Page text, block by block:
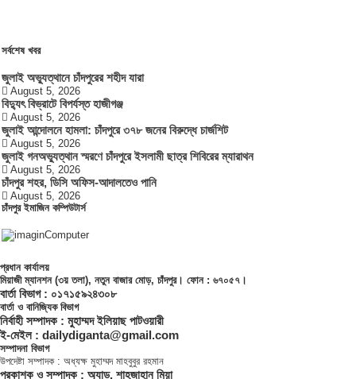
সর্বশেষ খবর
জুলাই অভ্যুত্থানে চাঁদপুরের শহীদ যারা
August 5, 2026
বিদ্যুৎ বিভ্রাটে বিপর্যস্ত হাজীগঞ্জ
August 5, 2026
জুলাই আন্দোলনে হামলা: চাঁদপুরে ৩৭৮ জনের বিরুদ্ধে চার্জশিট
August 5, 2026
জুলাই গনঅভ্যুত্থান স্মরণে চাঁদপুরে ইসলামী ছাত্র শিবিরের ম্যারাথন
August 5, 2026
চাঁদপুর শহর, ডিসি অফিস-আদালতেও পানি
August 5, 2026
চাঁদপুর ইমাজিন কম্পিউটার্স
প্রধান কার্যালয়
মিয়াজী ম্যানশন (৩য় তলা), নতুন বাজার মোড়, চাঁদপুর। ফোন : ৬৭০৫৭।
বার্তা বিভাগ : ০১৭১৫৯২৪৩০৮
বার্তা ও বানিজ্যিক বিভাগ
নির্বাহী সম্পাদক : মুহাম্মদ ইলিয়াছ পাটওয়ারী
ই-মেইল : dailydiganta@gmail.com
সম্পাদনা বিভাগ
উপদেষ্টা সম্পাদক : অধ্যক্ষ মুহাম্মদ মাহবুবুর রহমান
প্রকাশক ও সম্পাদক : অ্যাড. শাহজাহান মিয়া